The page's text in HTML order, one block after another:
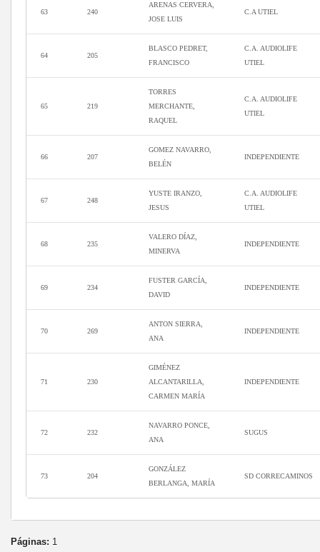
63 240
ARENAS CERVERA,
JOSE LUIS
C.A UTIEL
64 205
BLASCO PEDRET,
FRANCISCO
C.A. AUDIOLIFE
UTIEL
65 219
TORRES
MERCHANTE,
RAQUEL
C.A. AUDIOLIFE
UTIEL
66 207
GOMEZ NAVARRO,
BELÉN
INDEPENDIENTE
67 248
YUSTE IRANZO,
JESUS
C.A. AUDIOLIFE
UTIEL
68 235
VALERO DÍAZ,
MINERVA
INDEPENDIENTE
69 234
FUSTER GARCÍA,
DAVID
INDEPENDIENTE
70 269
ANTON SIERRA,
ANA
INDEPENDIENTE
71 230
GIMÉNEZ
ALCANTARILLA,
CARMEN MARÍA
INDEPENDIENTE
72 232
NAVARRO PONCE,
ANA
SUGUS
73 204
GONZÁLEZ
BERLANGA, MARÍA
SD CORRECAMINOS
Páginas: 1